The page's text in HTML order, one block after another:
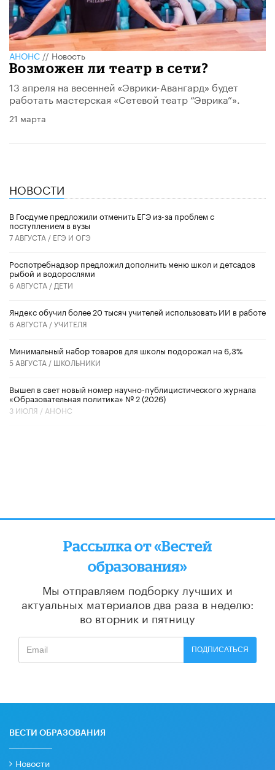
АНОНС//Новость
Возможен ли театр в сети?
13 апреля на весенней «Эврики-Авангард» будет
работать мастерская «Сетевой театр “Эврика”».
21 марта
НОВОСТИ
В Госдуме предложили отменить ЕГЭ из-за проблем с
поступлением в вузы
7 АВГУСТА / ЕГЭ И ОГЭ
Роспотребнадзор предложил дополнить меню школ и детсадов
рыбой и водорослями
6 АВГУСТА / ДЕТИ
​Яндекс обучил более 20 тысяч учителей использовать ИИ в работе
6 АВГУСТА /УЧИТЕЛЯ
Минимальный набор товаров для школы подорожал на 6,3%
5 АВГУСТА / ШКОЛЬНИКИ
Вышел в свет новый номер научно-публицистического журнала
«Образовательная политика» № 2 (2026)
3 ИЮЛЯ / АНОНС
Рассылка от «Вестей
образования»
Мы отправляем подборку лучших и
актуальных материалов два раза в неделю:
во вторник и пятницу
ПОДПИСАТЬСЯ
ВЕСТИ ОБРАЗОВАНИЯ
Новости